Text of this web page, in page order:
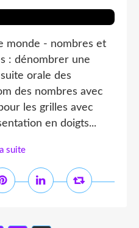
monde - nombres et
: dénombrer une
orale des
des nombres avec
les grilles avec
en doigts...
suite